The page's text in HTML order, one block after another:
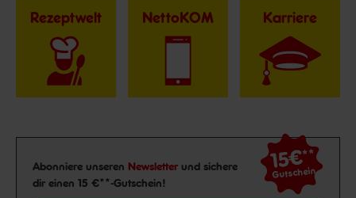
Rezeptwelt NettoKOM Karriere
Newsletter Anmeldung
Abonniere unseren Newsletter und sichere
dir einen 15 €**-Gutschein!
15€**
Gutschein